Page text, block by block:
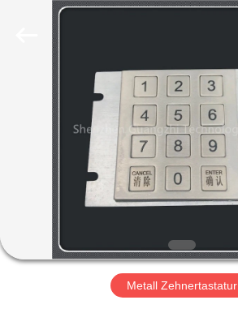
HAUS
PRODUKTE
ÜBER
FABRIK-
AUSFLUG
Metall Zehnertastatur